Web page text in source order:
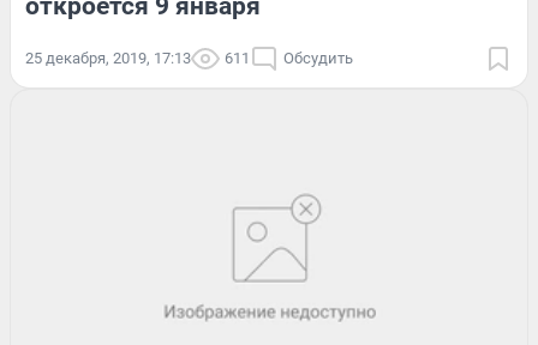
откроется 9 января
25 декабря, 2019, 17:13 611 Обсудить